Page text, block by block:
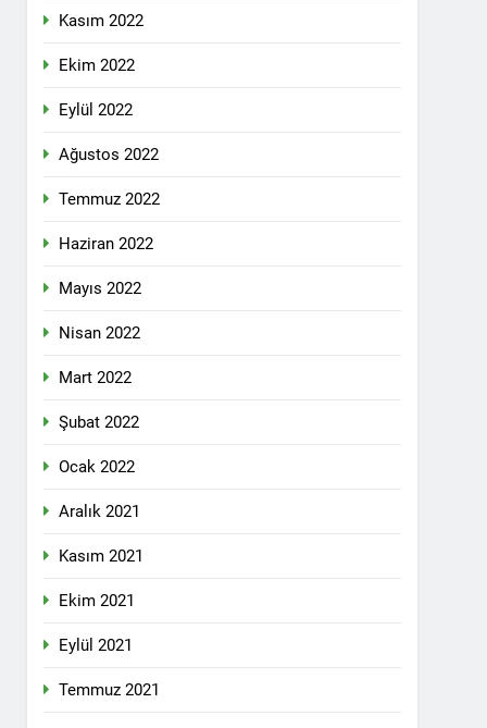
li ber kolonyalîzmê netewînin bi rêzdarî
görüştü.
Genel Merkez’de toplandı.
VE DİYALOĞLA ÇÖZÜLMELİDİR
başkanı Bayram Bozyel’in açılış
Kasım 2022
Ekim 2022
Eylül 2022
Ağustos 2022
Temmuz 2022
Haziran 2022
Mayıs 2022
Nisan 2022
Mart 2022
Şubat 2022
Ocak 2022
Aralık 2021
Kasım 2021
Ekim 2021
Eylül 2021
Temmuz 2021